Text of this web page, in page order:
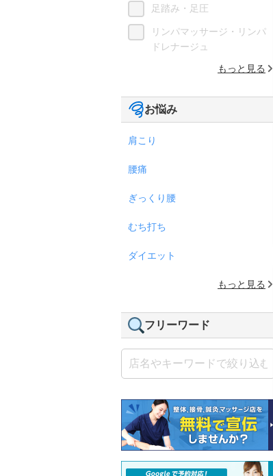
足踏み・足圧
リンパマッサージ・リンパ
ドレナージュ
もっと見る
お悩み
肩こり
腰痛
ぎっくり腰
むち打ち
ダイエット
もっと見る
フリーワード